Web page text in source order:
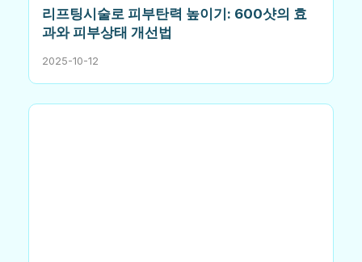
리프팅시술로 피부탄력 높이기: 600샷의 효
과와 피부상태 개선법
2025-10-12